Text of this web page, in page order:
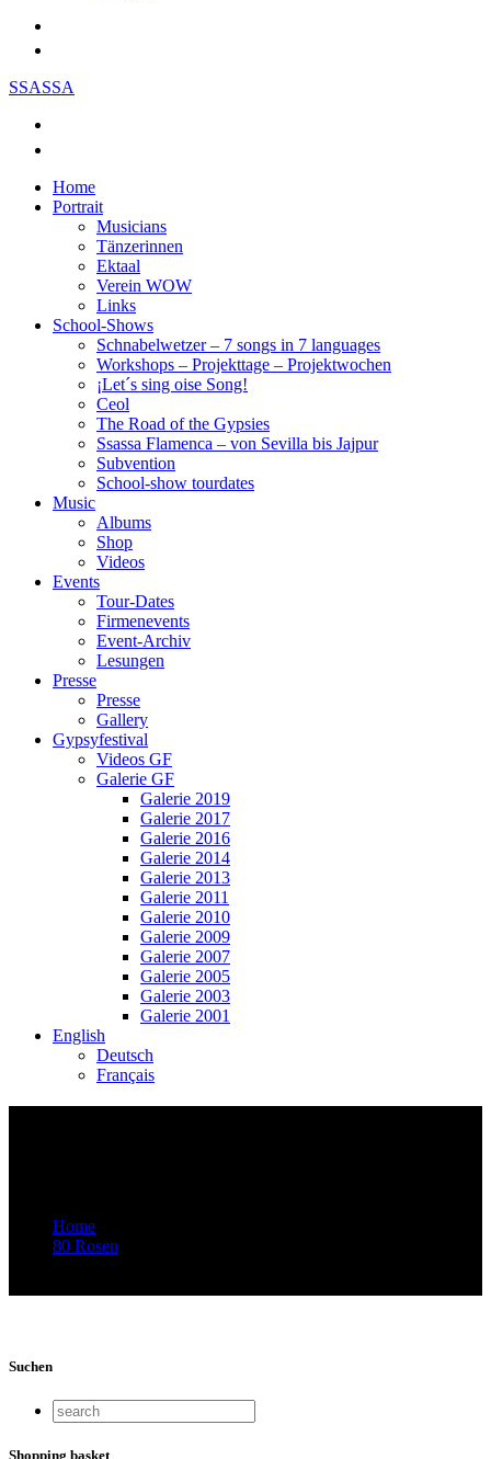
SSASSA
Home
Portrait
Musicians
Tänzerinnen
Ektaal
Verein WOW
Links
School-Shows
Schnabelwetzer – 7 songs in 7 languages
Workshops – Projekttage – Projektwochen
¡Let´s sing oise Song!
Ceol
The Road of the Gypsies
Ssassa Flamenca – von Sevilla bis Jajpur
Subvention
School-show tourdates
Music
Albums
Shop
Videos
Events
Tour-Dates
Firmenevents
Event-Archiv
Lesungen
Presse
Presse
Gallery
Gypsyfestival
Videos GF
Galerie GF
Galerie 2019
Galerie 2017
Galerie 2016
Galerie 2014
Galerie 2013
Galerie 2011
Galerie 2010
Galerie 2009
Galerie 2007
Galerie 2005
Galerie 2003
Galerie 2001
English
Deutsch
Français
Home
80 Rosen
Suchen
Shopping basket